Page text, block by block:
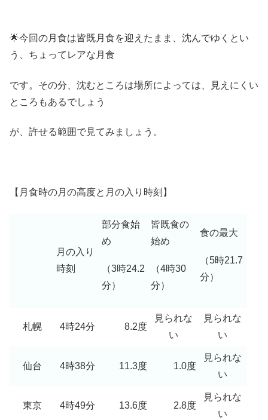
🌟今回の月食は皆既月食を迎えたまま、沈んでゆくとい
う、ちょってレアな月食
です。その分、沈むところは場所によっては、見えにくい
ところもあるでしょう
が、許せる範囲で見てみましょう。
【月食時の月の高度と月の入り時刻】
月の入り
時刻
部分食始
め
（3時24.2
分）
皆既食の
始め
（4時30
分）
食の最大
（5時21.7
分）
札幌 4時24分 8.2度
見られな
い
見られな
い
仙台 4時38分 11.3度 1.0度
見られな
い
東京 4時49分 13.6度 2.8度
見られな
い